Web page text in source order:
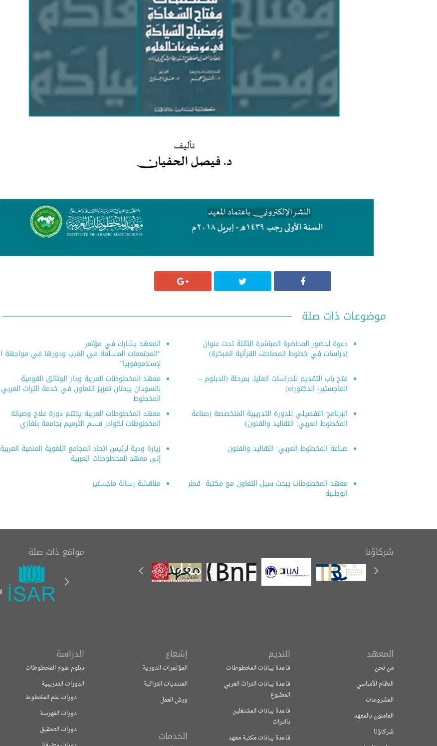
وحقوق المؤلف، ينظم المعهد
النشر الرقمي باعتماد المعهد
رسوم المصاحف العثمانية (Einführung in die موضوعات ذات صلة
دعوة لحضور المحاضرة المباشرة الثالثة تحت عنوان
(دراسات في خطوط المصاحف القرآنية المبكرة)
المعهد يشارك في مؤتمر
“المجتمعات المسلمة في الغرب ودورها في مواجهة ا
لإسلاموفوبيا”
فتح باب التقديم للدراسات العليا، بمرحلة (الدبلوم –
الماجستير- الدكتوراه)
معهد المخطوطات العربية ودار الوثائق القومية
بالسودان يبحثان تعزيز التعاون في خدمة التراث العربي
المخطوط
البرنامج التفصيلي للدورة التدريبية المتخصصة (صناعة
المخطوط العربي: التقاليد والفنون)
معهد المخطوطات العربية يختتم دورة علاج وصيانة
المخطوطات لكوادر قسم الترميم بجامعة بنغازي
صناعة المخطوط العربي: التقاليد والفنون
زيارة ودية لرئيس اتحاد المجامع اللغوية العلمية العربية
إلى معهد المخطوطات العربية
معهد المخطوطات يبحث سبل التعاون مع مكتبة قطر
الوطنية
مناقشة رسالة ماجستير
مواقع ذات صلة شركاؤنا
الدراسة
دبلوم علوم المخطوطات
الدورات التدريبية
دورات علم المخطوط
دورات الفهرسة
دورات التحقيق
إشعاع
المؤتمرات الدورية
المنتديات التراثية
ورش العمل
الخدمات
النديم
قاعدة بيانات المخطوطات
قاعدة بيانات التراث العربي
المطبوع
قاعدة بيانات المشتغلين
بالتراث
قاعدة بيانات مكتبة معهد
المعهد
من نحن
النظام الأساسي
المشروعات
العاملون بالمعهد
شركاؤنا